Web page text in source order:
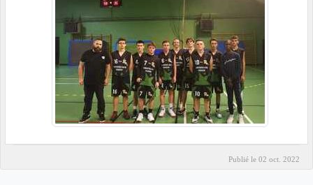
Publié le 02 oct. 2022